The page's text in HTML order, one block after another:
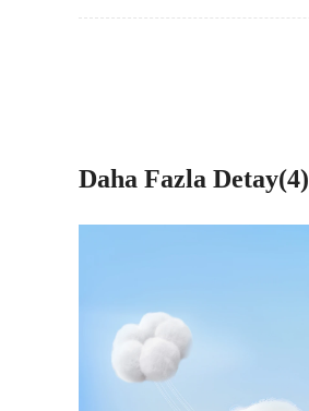
Daha Fazla Detay(4)